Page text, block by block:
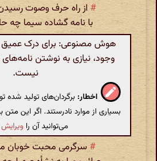
# از راه حرف وصوت
با نامه گشاده سیما
هوش مصنوعی: برای درک
وجود، نیازی به نوشتن
نیست.
اخطار: برگردان‌های تولید
بسیاری از موارد نادرستند. اگر این
می‌توانید آن را ویرایش
#سرگرمی محبت خوبان